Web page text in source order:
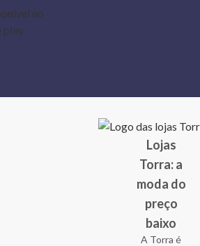
Lojas
Torra: a
moda do
preço
baixo
A Torra é